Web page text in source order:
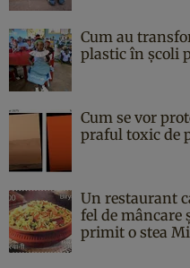
Cum au
plastic în școli
Cum se vor
praful toxic de
Un restaurant
fel de mâncare
primit o stea